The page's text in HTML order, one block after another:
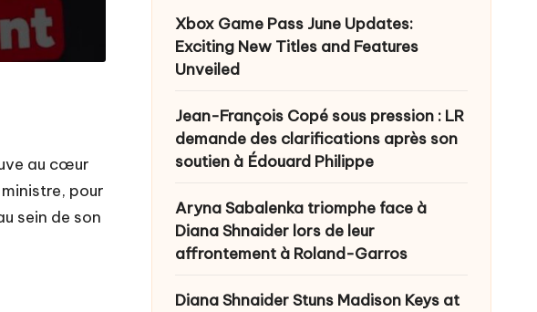
au cœur
pour
sein de son
Xbox Game Pass June Updates:
Exciting New Titles and Features
Unveiled
Jean-François Copé sous pression : LR
demande des clarifications après son
soutien à Édouard Philippe
Aryna Sabalenka triomphe face à
Diana Shnaider lors de leur
affrontement à Roland-Garros
Diana Shnaider Stuns Madison Keys at